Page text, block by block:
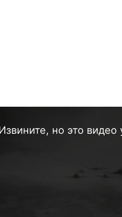
но это видео